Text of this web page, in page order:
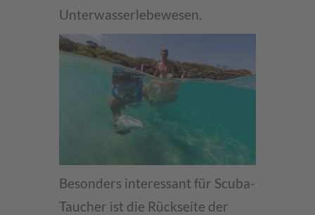
Unterwasserlebewesen.
Besonders interessant für Scuba-
Taucher ist die Rückseite der